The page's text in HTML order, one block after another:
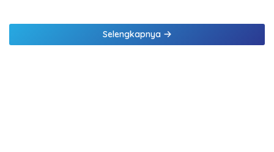
Selengkapnya